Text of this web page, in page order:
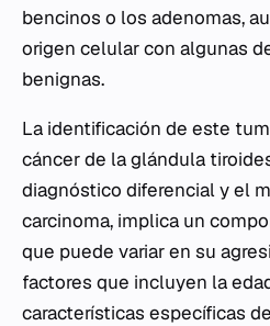
bencinos o los adenomas,
origen celular con algunas
benignas.
La identificación de este
cáncer de la glándula
diagnóstico diferencial y el
carcinoma, implica un
que puede variar en su
factores que incluyen la
características específicas